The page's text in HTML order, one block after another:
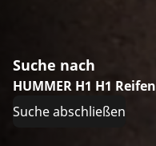
Suche nach
HUMMER H1 H1 Reifen
Suche abschließen